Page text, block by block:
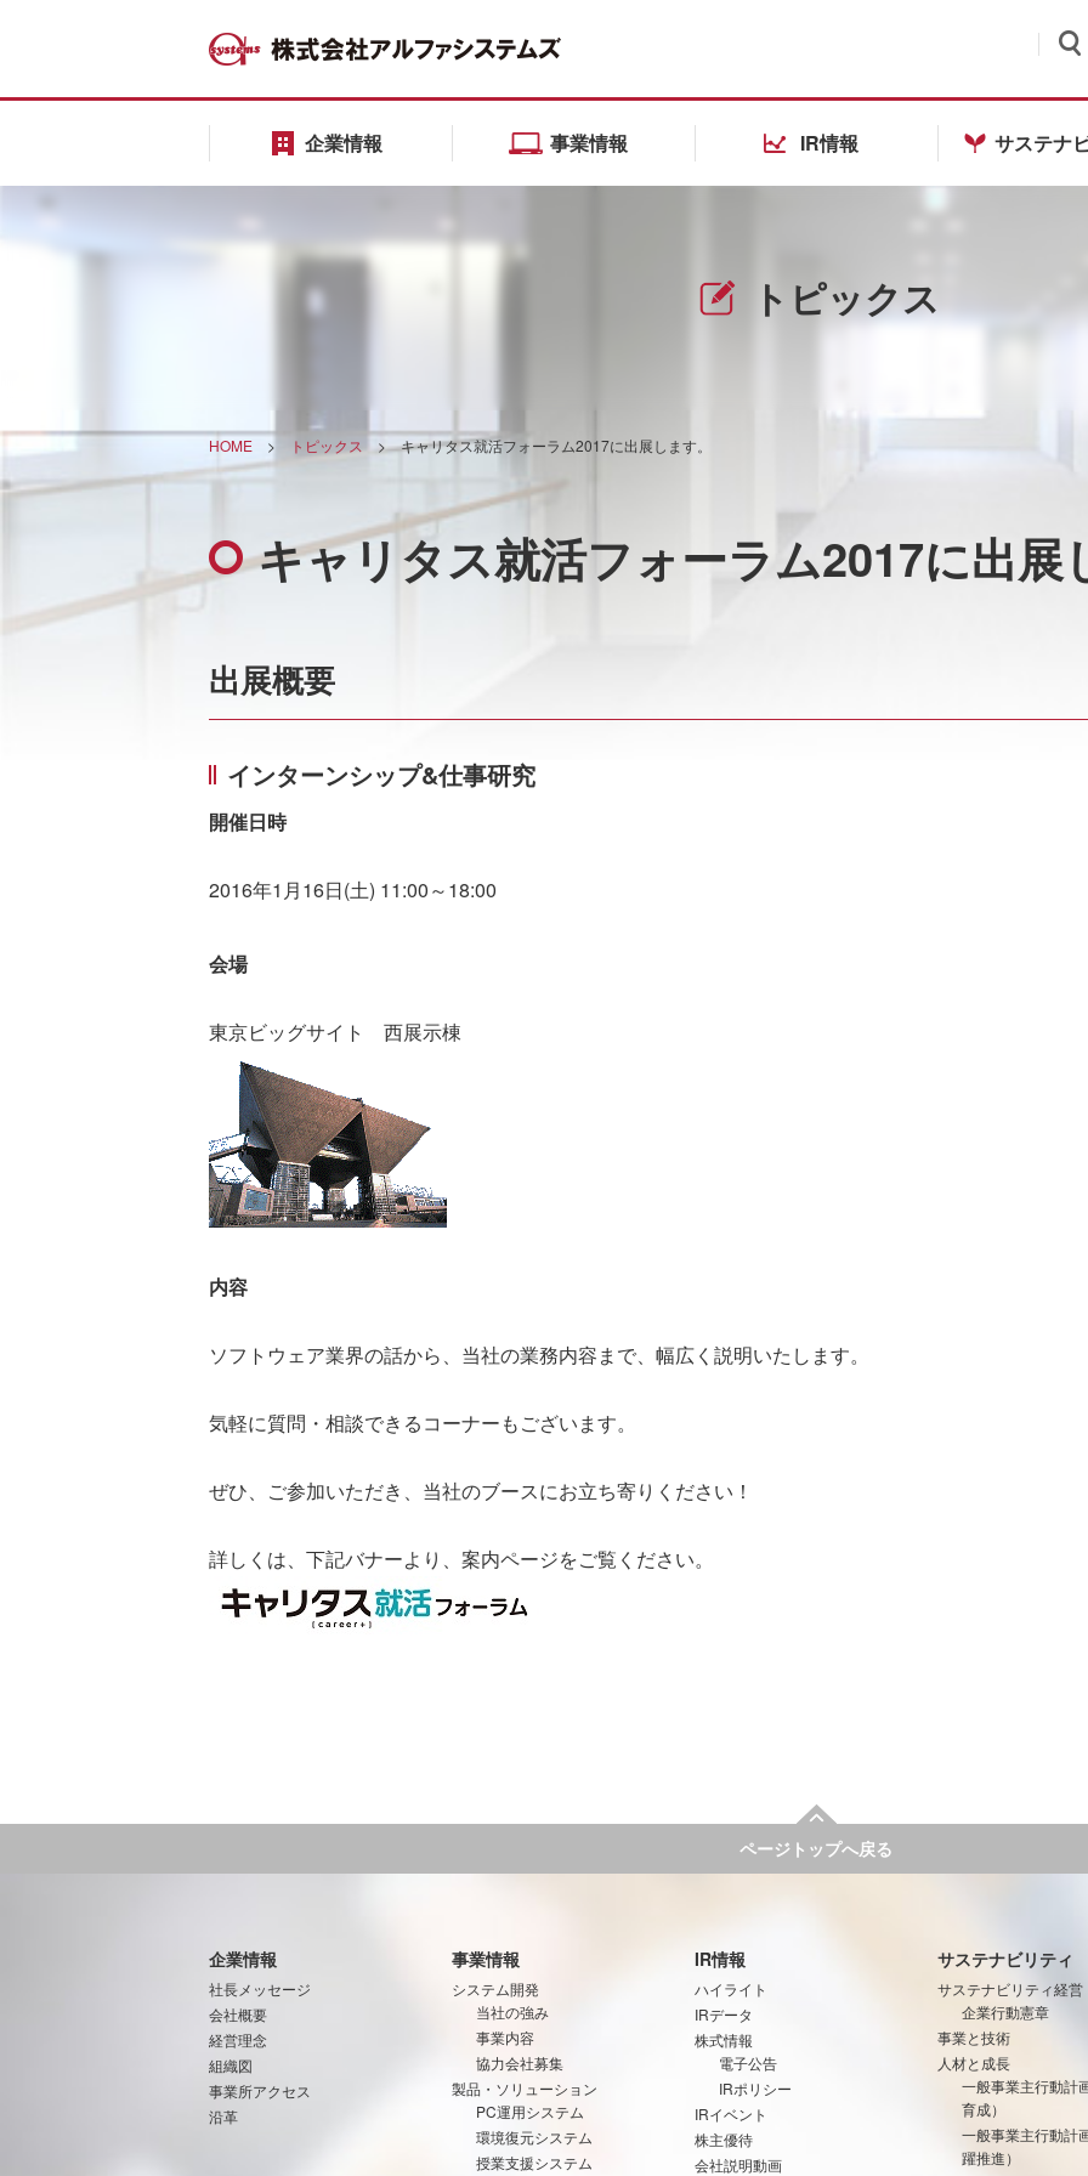
企業情報 事業情報 IR情報 サステナ
トピックス
HOME > トピックス >キャリタス就活フォーラム2017に出展します。
キャリタス就活フォーラム2017に出展
出展概要
インターンシップ&仕事研究
開催日時
2016年1月16日(土) 11:00～18:00
会場
東京ビッグサイト 西展示棟
内容
ソフトウェア業界の話から、当社の業務内容まで、幅広く説明いたします。
気軽に質問・相談できるコーナーもございます。
ぜひ、ご参加いただき、当社のブースにお立ち寄りください！
詳しくは、下記バナーより、案内ページをご覧ください。
ページトップへ戻る
企業情報
社長メッセージ
会社概要
経営理念
組織図
事業所アクセス
沿革
事業情報
システム開発
当社の強み
事業内容
協力会社募集
製品・ソリューション
PC運用システム
環境復元システム
授業支援システム
IR情報
ハイライト
IRデータ
株式情報
電子公告
IRポリシー
IRイベント
株主優待
会社説明動画
サステナビリティ
サステナビリティ経営
企業行動憲章
事業と技術
人材と成長
一般事業主行動計
育成）
一般事業主行動計
躍推進）